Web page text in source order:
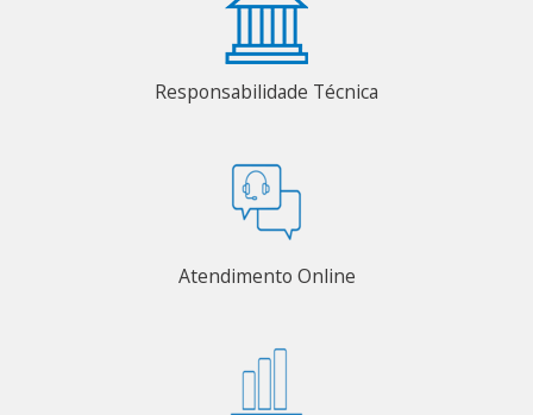
Responsabilidade Técnica
Atendimento Online